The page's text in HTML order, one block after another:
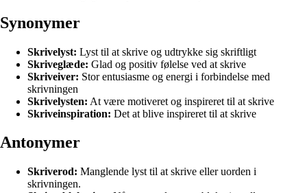
Synonymer
Skrivelyst: Lyst til at skrive og udtrykke sig skriftligt
Skriveglæde: Glad og positiv følelse ved at skrive
Skriveiver: Stor entusiasme og energi i forbindelse med
skrivningen
Skrivelysten: At være motiveret og inspireret til at skrive
Skriveinspiration: Det at blive inspireret til at skrive
Antonymer
Skriverod: Manglende lyst til at skrive eller uorden i
skrivningen.